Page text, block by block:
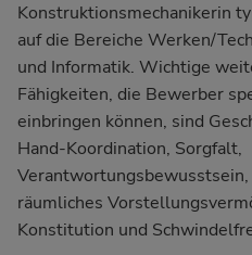
Konstruktionsmechanikerin
auf die Bereiche Werken/
und Informatik. Wichtige
Fähigkeiten, die Bewerber
einbringen können, sind
Hand-Koordination, Sorgfalt,
räumliches
Konstitution und